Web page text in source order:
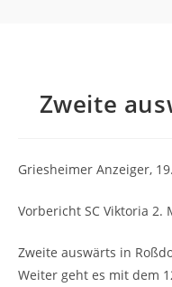
Zweite
Griesheimer Anzeiger,
Vorbericht SC Viktoria 2.
Zweite auswärts in
Weiter geht es mit dem